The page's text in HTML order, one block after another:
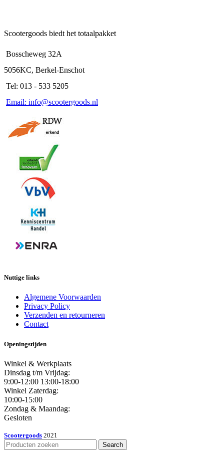
Scootergoods biedt het totaalpakket
Bosscheweg 32A
5056KC, Berkel-Enschot
Tel: 013 - 533 5205
Email: info@scootergoods.nl
Nuttige links
Algemene Voorwaarden
Privacy Policy
Verzenden en retourneren
Contact
Openingstijden
Winkel & Werkplaats
Dinsdag t/m Vrijdag:
9:00-12:00 13:00-18:00
Winkel Zaterdag:
10:00-15:00
Zondag & Maandag:
Gesloten
Scootergoods 2021
Search